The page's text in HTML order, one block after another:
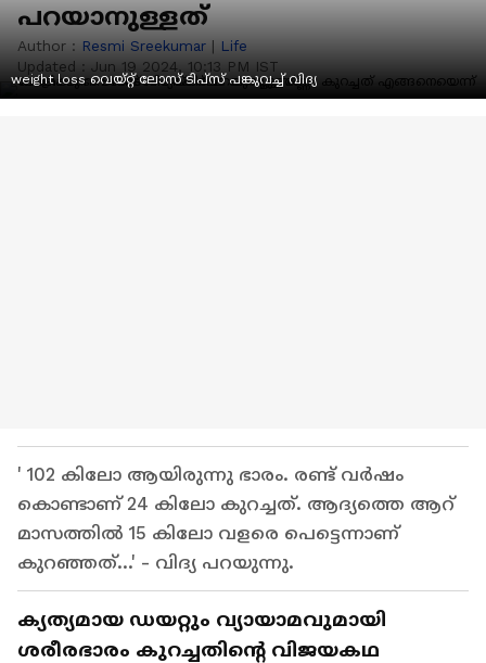
പറയാനുള്ളത്
Author : Resmi Sreekumar | Life
Updated : Jun 19 2024, 10:13 PM IST
weight loss വെയ്റ്റ് ലോസ് ടിപ്സ് പങ്കുവച്ച് വിദ്യ
' 102 കിലോ ആയിരുന്നു ഭാരം. രണ്ട് വർഷം
കൊണ്ടാണ് 24 കിലോ കുറച്ചത്. ആദ്യത്തെ ആറ്
മാസത്തിൽ 15 കിലോ വളരെ പെട്ടെന്നാണ്
കുറഞ്ഞത്...' - വിദ്യ പറയുന്നു.
ക്യത്യമായ ഡയറ്റും വ്യായാമവുമായി
ശരീരഭാരം കുറച്ചതിന്റെ വിജയകഥ